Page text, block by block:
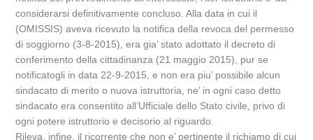
considerarsi definitivamente concluso. Alla data in cui il
(OMISSIS) aveva ricevuto la notifica della revoca del permesso
di soggiorno (3-8-2015), era gia’ stato adottato il decreto di
conferimento della cittadinanza (21 maggio 2015), pur se
notificatogli in data 22-9-2015, e non era piu’ possibile alcun
sindacato di merito o nuova istruttoria, ne’ in ogni caso detto
sindacato era consentito all’Ufficiale dello Stato civile, privo di
ogni potere istruttorio e decisorio al riguardo.
Rileva, infine, il ricorrente che non e’ pertinente il richiamo di cui